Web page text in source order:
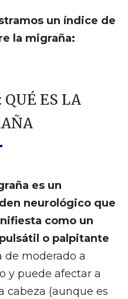
un índice de
la migraña:
ES LA
es un
neurológico que
como un
o palpitante
de moderado a
y puede afectar a
cabeza (aunque es